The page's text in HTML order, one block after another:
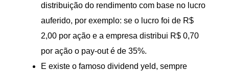
distribuição do rendimento com base no lucro
auferido, por exemplo: se o lucro foi de R$
2,00 por ação e a empresa distribui R$ 0,70
por ação o pay-out é de 35%.
E existe o famoso dividend yeld, sempre